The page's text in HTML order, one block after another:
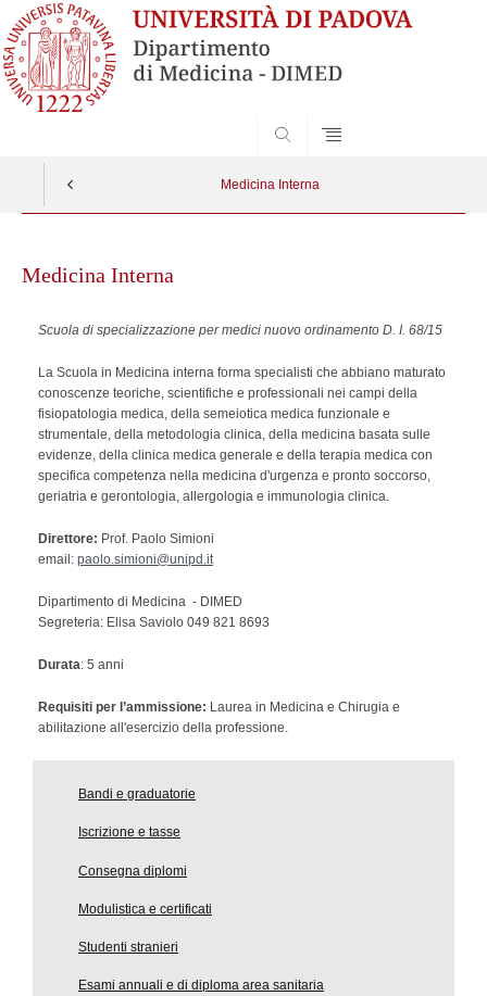
Medicina Interna
contentMedicina Interna
Scuola di specializzazione per medici nuovo ordinamento D. I. 68/15
La Scuola in Medicina interna forma specialisti che abbiano maturato
conoscenze teoriche, scientifiche e professionali nei campi della
fisiopatologia medica, della semeiotica medica funzionale e
strumentale, della metodologia clinica, della medicina basata sulle
evidenze, della clinica medica generale e della terapia medica con
specifica competenza nella medicina d'urgenza e pronto soccorso,
geriatria e gerontologia, allergologia e immunologia clinica.
Direttore: Prof. Paolo Simioni
email: paolo.simioni@unipd.it
Dipartimento di Medicina - DIMED
Segreteria: Elisa Saviolo 049 821 8693
Durata: 5 anni
Requisiti per l’ammissione: Laurea in Medicina e Chirugia e
abilitazione all'esercizio della professione.
Bandi e graduatorie
Iscrizione e tasse
Consegna diplomi
Modulistica e certificati
Studenti stranieri
Esami annuali e di diploma area sanitaria